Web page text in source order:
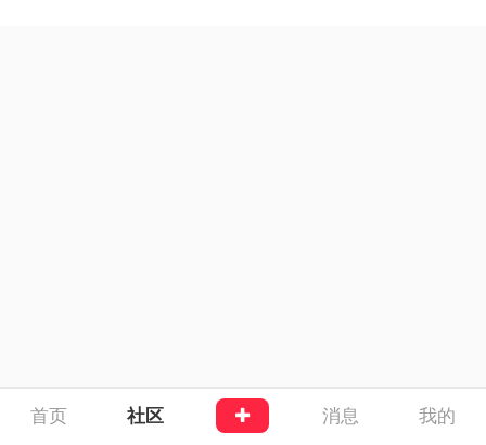
首页 社区 消息 我的